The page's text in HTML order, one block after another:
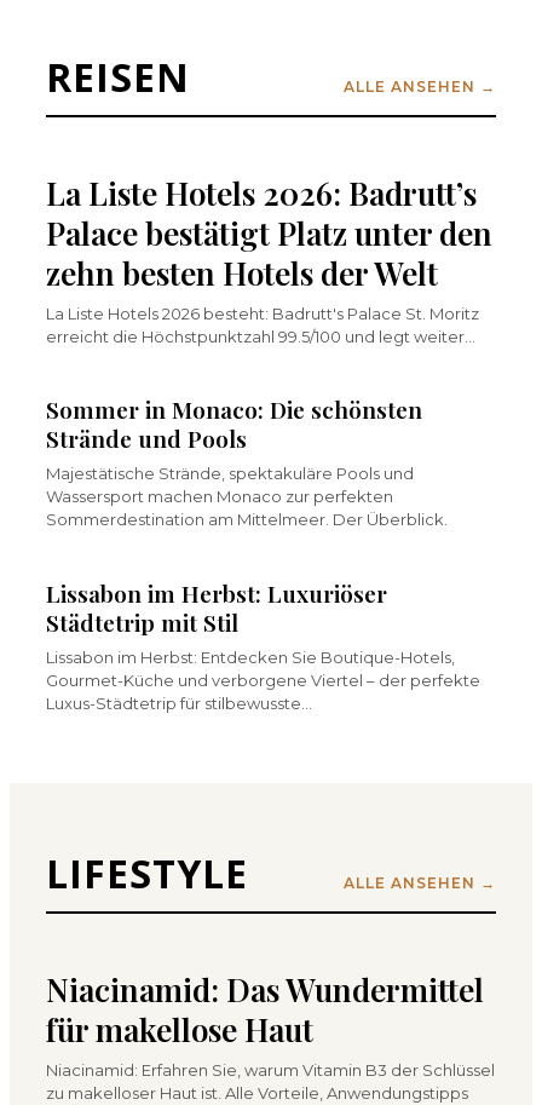
REISEN ALLE ANSEHEN →
La Liste Hotels 2026: Badrutt’s
Palace bestätigt Platz unter den
zehn besten Hotels der Welt
La Liste Hotels 2026 besteht: Badrutt's Palace St. Moritz
erreicht die Höchstpunktzahl 99.5/100 und legt weiter…
Sommer in Monaco: Die schönsten
Strände und Pools
Majestätische Strände, spektakuläre Pools und
Wassersport machen Monaco zur perfekten
Sommerdestination am Mittelmeer. Der Überblick.
Lissabon im Herbst: Luxuriöser
Städtetrip mit Stil
Lissabon im Herbst: Entdecken Sie Boutique-Hotels,
Gourmet-Küche und verborgene Viertel – der perfekte
Luxus-Städtetrip für stilbewusste…
LIFESTYLE ALLE ANSEHEN →
Niacinamid: Das Wundermittel
für makellose Haut
Niacinamid: Erfahren Sie, warum Vitamin B3 der Schlüssel
zu makelloser Haut ist. Alle Vorteile, Anwendungstipps